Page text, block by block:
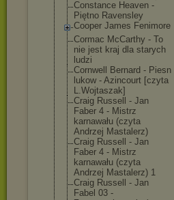
Constance Heaven -
Piętno Ravensley
Cooper James Fenimore
Cormac McCarthy - To
nie jest kraj dla starych
ludzi
Cornwell Bernard - Piesn
lukow - Azincourt [czyta
L.Wojtaszak]
Craig Russell - Jan
Faber 4 - Mistrz
karnawału (czyta
Andrzej Mastalerz)
Craig Russell - Jan
Faber 4 - Mistrz
karnawału (czyta
Andrzej Mastalerz) 1
Craig Russell - Jan
Fabel 03 -